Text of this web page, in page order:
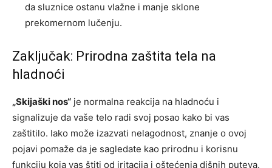
da sluznice ostanu vlažne i manje sklone
prekomernom lučenju.
Zaključak: Prirodna zaštita tela na
hladnoći
„Skijaški nos“ je normalna reakcija na hladnoću i
signalizuje da vaše telo radi svoj posao kako bi vas
zaštitilo. Iako može izazvati nelagodnost, znanje o ovoj
pojavi pomaže da je sagledate kao prirodnu i korisnu
funkciju koja vas štiti od iritacija i oštećenja dišnih puteva.